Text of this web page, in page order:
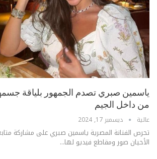
ياسمين صبري تصدم الجمهور بلياقة
من داخل الجيم
عالية ديسمبر 17, 2024
تحرص الفنانة المصرية ياسمين صبري على مشاركة
الأحيان صور ومقاطع فيديو لها...